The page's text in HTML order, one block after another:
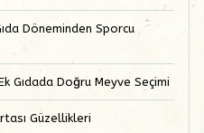
Döneminden Sporcu
Gıdada Doğru Meyve Seçimi
Güzellikleri